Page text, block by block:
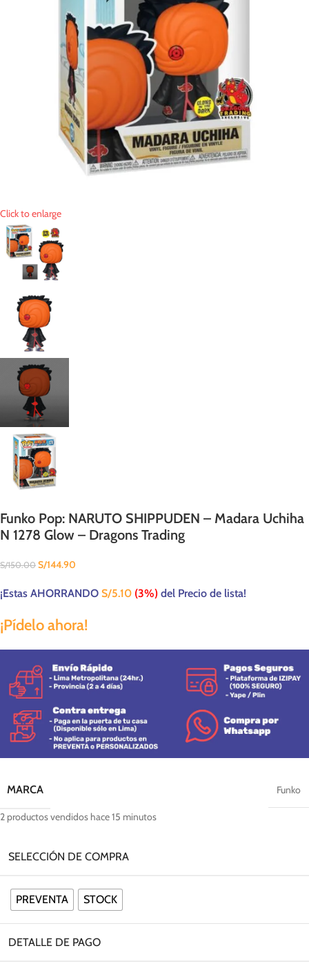
Click to enlarge
Funko Pop: NARUTO SHIPPUDEN – Madara Uchiha
N 1278 Glow – Dragons Trading
S/150.00 S/144.90
¡Estas AHORRANDO S/5.10 (3%) del Precio de lista!
¡Pídelo ahora!
MARCA Funko
2 productos vendidos hace 15 minutos
SELECCIÓN DE COMPRA
PREVENTA STOCK
DETALLE DE PAGO